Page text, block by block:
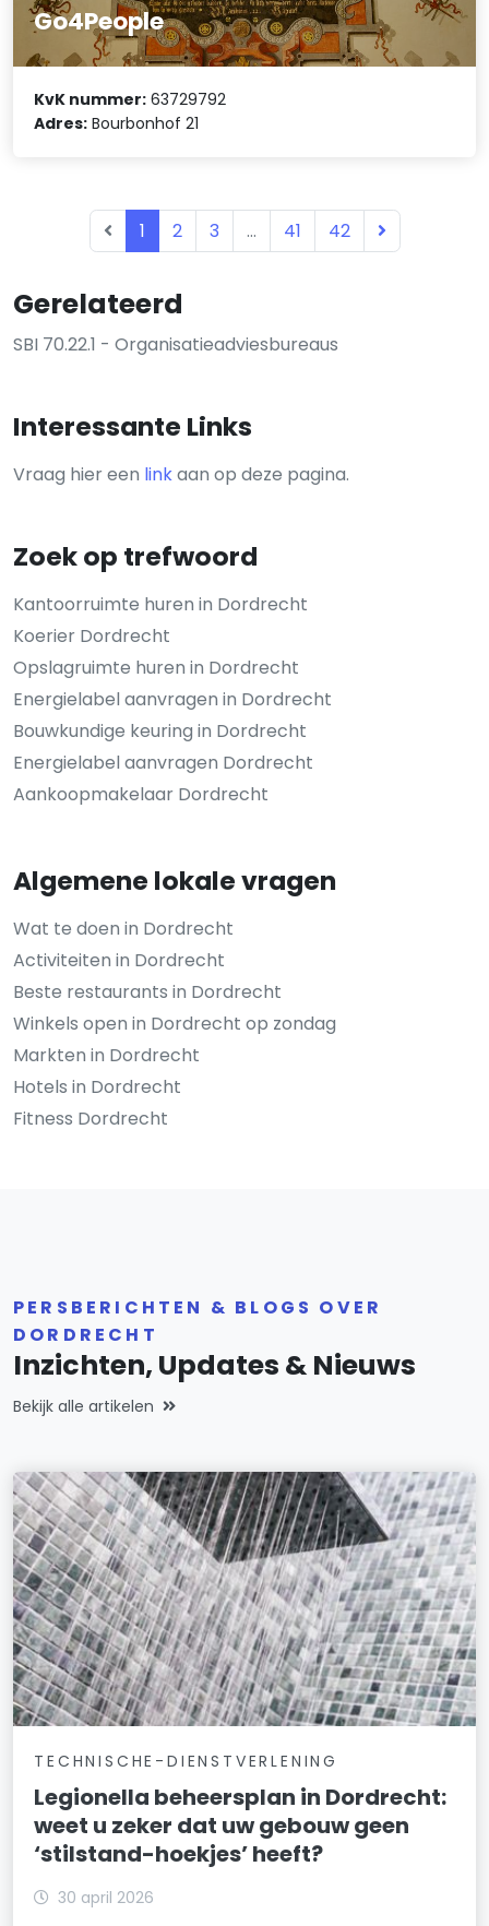
Gerelateerd
SBI 70.22.1 - Organisatieadviesbureaus
Interessante Links
Vraag hier een linkaan op deze pagina.
Zoek op trefwoord
Kantoorruimte huren in Dordrecht
Koerier Dordrecht
Opslagruimte huren in Dordrecht
Energielabel aanvragen in Dordrecht
Bouwkundige keuring in Dordrecht
Energielabel aanvragen Dordrecht
Aankoopmakelaar Dordrecht
Algemene lokale vragen
Wat te doen in Dordrecht
Activiteiten in Dordrecht
Beste restaurants in Dordrecht
Winkels open in Dordrecht op zondag
Markten in Dordrecht
Hotels in Dordrecht
Fitness Dordrecht
Go4People
KvK nummer: 63729792
Adres: Bourbonhof 21
1 2 3 ... 41 42
PERSBERICHTEN & BLOGS OVER
DORDRECHT
Inzichten, Updates & Nieuws
Bekijk alle artikelen
TECHNISCHE-DIENSTVERLENING
Legionella beheersplan in Dordrecht:
weet u zeker dat uw gebouw geen
‘stilstand-hoekjes’ heeft?
30 april 2026